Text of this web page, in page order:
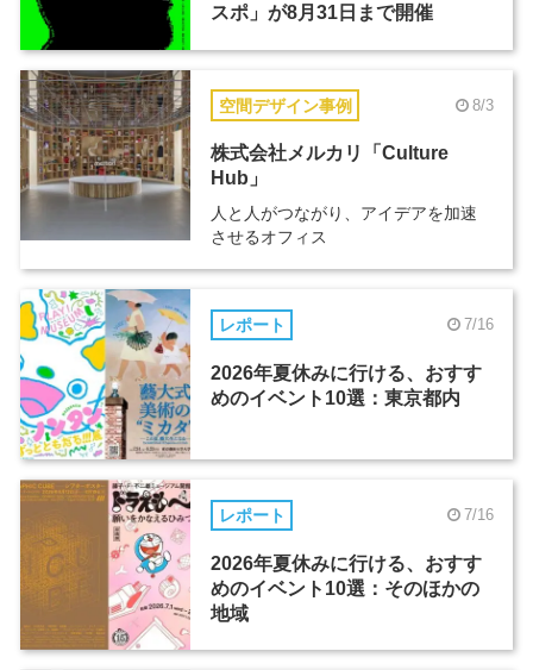
スポ」が8月31日まで開催
空間デザイン事例 8/3
株式会社メルカリ「Culture
Hub」
人と人がつながり、アイデアを加速
させるオフィス
レポート 7/16
2026年夏休みに行ける、おすす
めのイベント10選：東京都内
レポート 7/16
2026年夏休みに行ける、おすす
めのイベント10選：そのほかの
地域